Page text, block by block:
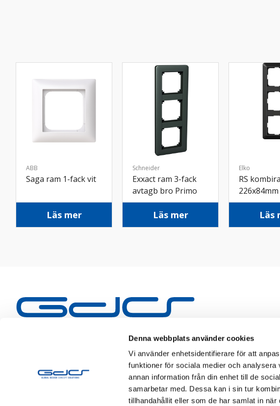
Denna webbplats använder cookies
Vi använder enhetsidentifierare för att
funktioner för sociala medier och
annan information från din enhet till de
samarbetar med. Dessa kan i sin tur
tillhandahållit eller som de har samlat in när
ABB
Saga ram 1-fack vit
Läs mer
Schneider
Exxact ram 3-fack
avtagb bro Primo
ant
Läs mer
Elko
RS
Läs